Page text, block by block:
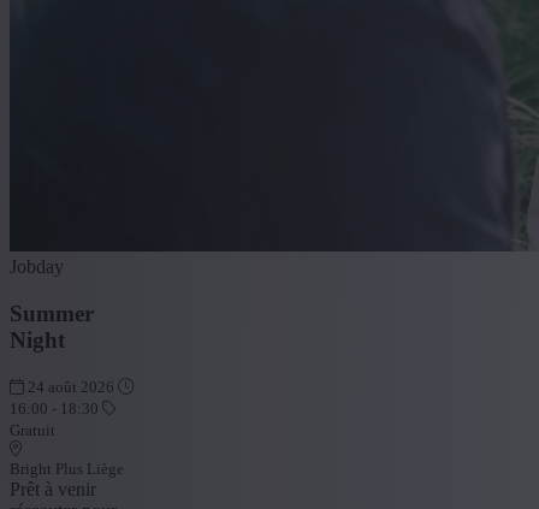
Jobday
Summer
Night
24 août 2026
16:00 - 18:30
Gratuit
Bright Plus Liège
Prêt à venir